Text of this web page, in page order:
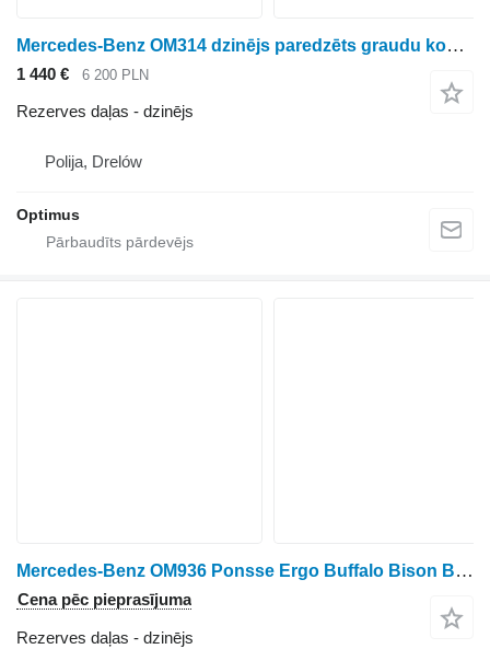
Mercedes-Benz OM314 dzinējs paredzēts graudu kombaina
1 440 € 6 200 PLN
Rezerves daļas - dzinējs
Polija, Drelów
Optimus
Mercedes-Benz OM936 Ponsse Ergo Buffalo Bison Bear Forsttechnik dzinējs paredzēts meža izstrādāšanas tehnikas
Cena pēc pieprasījuma
Rezerves daļas - dzinējs